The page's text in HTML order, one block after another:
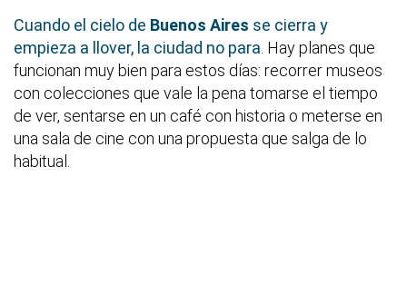
Cuando el cielo de Buenos Aires se cierra y
empieza a llover, la ciudad no para . Hay planes que
funcionan muy bien para estos días: recorrer museos
con colecciones que vale la pena tomarse el tiempo
de ver, sentarse en un café con historia o meterse en
una sala de cine con una propuesta que salga de lo
habitual.